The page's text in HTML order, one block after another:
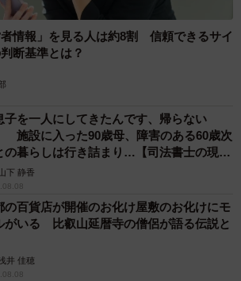
情報」を見る人は約8割 信頼できるサイ
断基準とは？
子を一人にしてきたんです、帰らない
施設に入った90歳母、障害のある60歳次
の暮らしは行き詰まり…【司法書士の現場
】
下 静香
の百貨店が開催のお化け屋敷のお化けにモ
がいる 比叡山延暦寺の僧侶が語る伝説と
井 佳穂